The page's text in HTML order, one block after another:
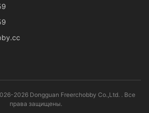
2026 Dongguan Freerchobby Co.,Ltd. . Все
права защищены.